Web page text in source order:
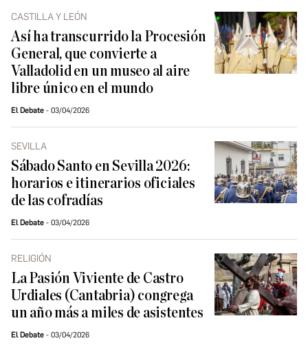
CASTILLA Y LEÓN
Así ha transcurrido la Procesión
General, que convierte a
Valladolid en un museo al aire
libre único en el mundo
El Debate 03/04/2026
SEVILLA
Sábado Santo en Sevilla 2026:
horarios e itinerarios oficiales
de las cofradías
El Debate 03/04/2026
RELIGIÓN
La Pasión Viviente de Castro
Urdiales (Cantabria) congrega
un año más a miles de asistentes
El Debate 03/04/2026